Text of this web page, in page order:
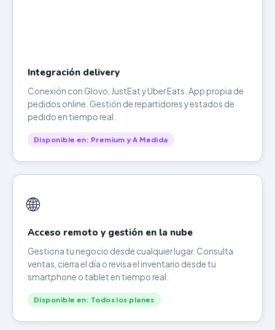
Integración delivery
Conexión con Glovo, JustEat y Uber Eats. App propia de
pedidos online. Gestión de repartidores y estados de
pedido en tiempo real.
Disponible en: Premium y A Medida
🌐
Acceso remoto y gestión en la nube
Gestiona tu negocio desde cualquier lugar. Consulta
ventas, cierra el día o revisa el inventario desde tu
smartphone o tablet en tiempo real.
Disponible en: Todos los planes